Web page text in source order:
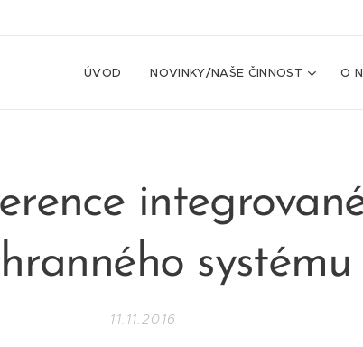
ÚVOD NOVINKY/NAŠE ČINNOST O
systému
11.11.2016